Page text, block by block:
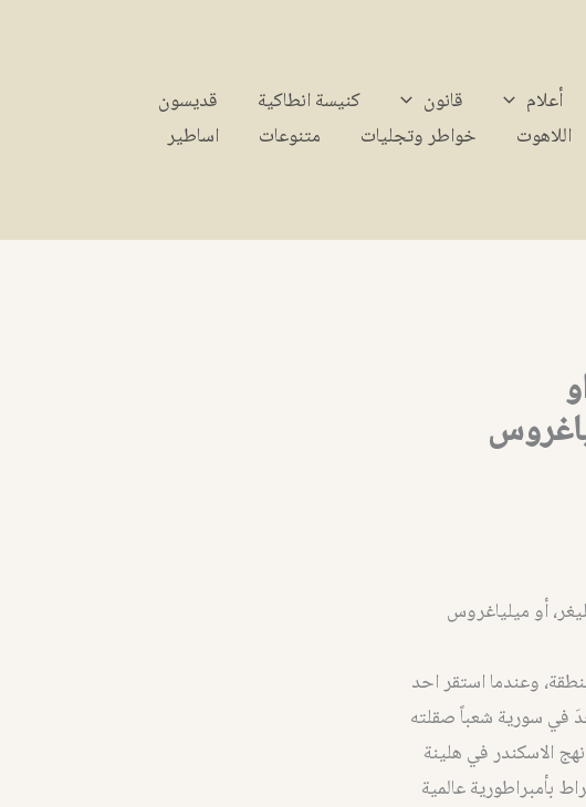
أعلام قانون كنيسة انطاكية
قديسون
اللاهوت خواطر وتجليات متنوعات اساطير
او
وعندما استقر احد
في سورية شعباً صقلته
الاسكندر في هلينة
بأمبراطورية عالمية